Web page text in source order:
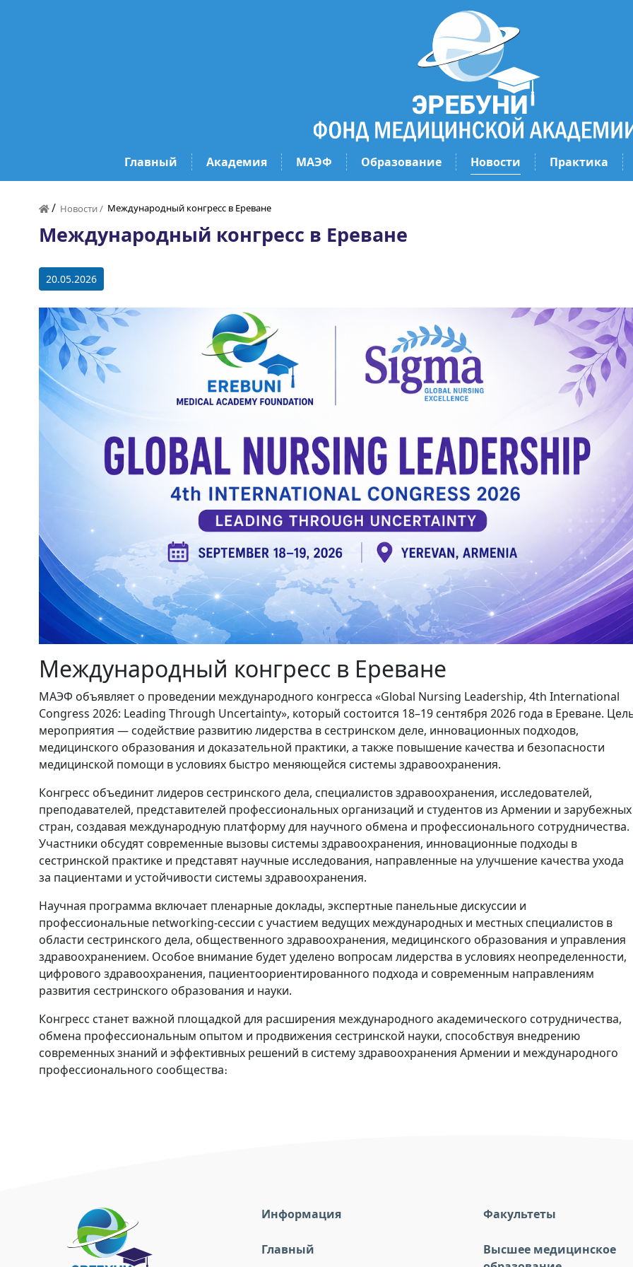
Главный Академия МАЭФ Образование Новости Практика
/ Новости / Международный конгресс в Ереване
Международный конгресс в Ереване
20.05.2026
Международный конгресс в Ереване
МАЭФ объявляет о проведении международного конгресса «Global Nursing Leadership, 4th International
Congress 2026: Leading Through Uncertainty», который состоится 18–19 сентября 2026 года в Ереване.
мероприятия — содействие развитию лидерства в сестринском деле, инновационных подходов,
медицинского образования и доказательной практики, а также повышение качества и безопасности
медицинской помощи в условиях быстро меняющейся системы здравоохранения.
Конгресс объединит лидеров сестринского дела, специалистов здравоохранения, исследователей,
преподавателей, представителей профессиональных организаций и студентов из Армении и зарубежных
стран, создавая международную платформу для научного обмена и профессионального сотрудничества.
Участники обсудят современные вызовы системы здравоохранения, инновационные подходы в
сестринской практике и представят научные исследования, направленные на улучшение качества ухода
за пациентами и устойчивости системы здравоохранения.
Научная программа включает пленарные доклады, экспертные панельные дискуссии и
профессиональные networking-сессии с участием ведущих международных и местных специалистов в
области сестринского дела, общественного здравоохранения, медицинского образования и управления
здравоохранением. Особое внимание будет уделено вопросам лидерства в условиях неопределенности,
цифрового здравоохранения, пациентоориентированного подхода и современным направлениям
развития сестринского образования и науки.
Конгресс станет важной площадкой для расширения международного академического сотрудничества,
обмена профессиональным опытом и продвижения сестринской науки, способствуя внедрению
современных знаний и эффективных решений в систему здравоохранения Армении и международного
профессионального сообщества։
Информация
Главный
Факультеты
Высшее медицинское